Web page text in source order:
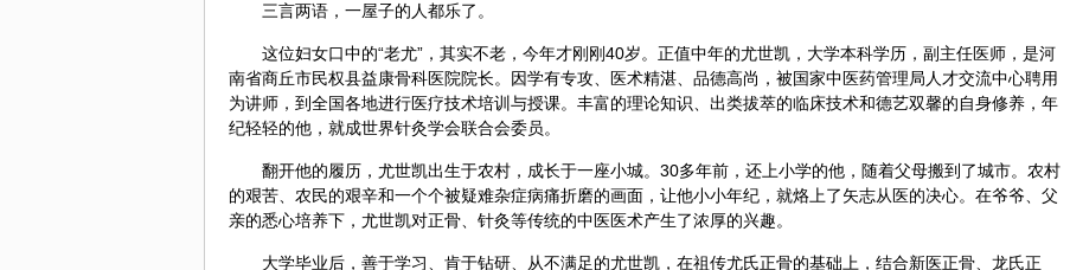
三言两语，一屋子的人都乐了。
这位妇女口中的“老尤”，其实不老，今年才刚刚40岁。正值中年的尤世凯，大学本科学历，副主任医师，是河
南省商丘市民权县益康骨科医院院长。因学有专攻、医术精湛、品德高尚，被国家中医药管理局人才交流中心聘用
为讲师，到全国各地进行医疗技术培训与授课。丰富的理论知识、出类拔萃的临床技术和德艺双馨的自身修养，年
纪轻轻的他，就成世界针灸学会联合会委员。
翻开他的履历，尤世凯出生于农村，成长于一座小城。30多年前，还上小学的他，随着父母搬到了城市。农村
的艰苦、农民的艰辛和一个个被疑难杂症病痛折磨的画面，让他小小年纪，就烙上了矢志从医的决心。在爷爷、父
亲的悉心培养下，尤世凯对正骨、针灸等传统的中医医术产生了浓厚的兴趣。
大学毕业后，善于学习、肯于钻研、从不满足的尤世凯，在祖传尤氏正骨的基础上，结合新医正骨、龙氏正